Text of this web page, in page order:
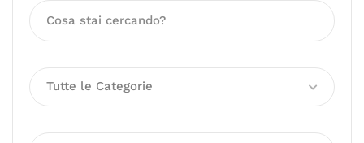
Tutte le Categorie